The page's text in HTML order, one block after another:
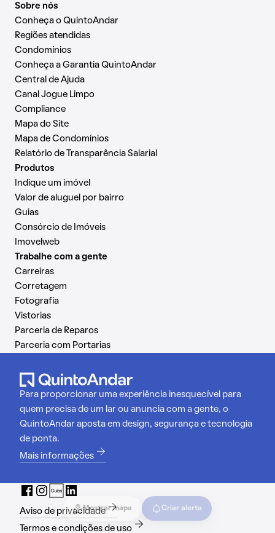
Mostrar mapa Criar alerta
Sobre nós
Conheça o QuintoAndar
Regiões atendidas
Condomínios
Conheça a Garantia QuintoAndar
Central de Ajuda
Canal Jogue Limpo
Compliance
Mapa do Site
Mapa de Condomínios
Relatório de Transparência Salarial
Produtos
Indique um imóvel
Valor de aluguel por bairro
Guias
Consórcio de Imóveis
Imovelweb
Trabalhe com a gente
Carreiras
Corretagem
Fotografia
Vistorias
Parceria de Reparos
Parceria com Portarias
Para proporcionar uma experiência inesquecível para
quem precisa de um lar ou anuncia com a gente, o
QuintoAndar aposta em design, segurança e tecnologia
de ponta.
Mais informações
Aviso de privacidade
Termos e condições de uso